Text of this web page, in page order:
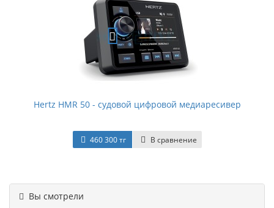
Hertz HMR 50 - судовой цифровой медиаресивер
460 300 тг В сравнение
Вы смотрели